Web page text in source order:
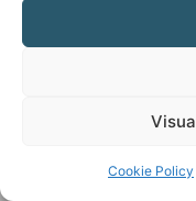
Cookie Policy